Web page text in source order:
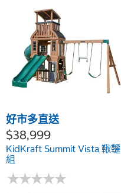
好市多直送
$38,999
KidKraft Summit Vista 鞦韆
組
★★★★★
★★★★★